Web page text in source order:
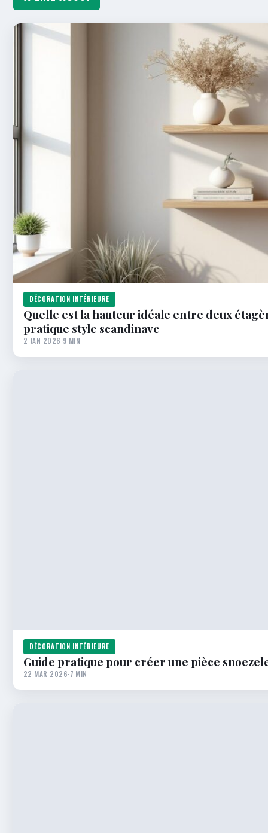
DÉCORATION INTÉRIEURE
Quelle est la hauteur idéale entre deux
pratique style scandinave
2 JAN 2026·9 MIN
DÉCORATION INTÉRIEURE
Guide pratique pour créer une pièce
22 MAR 2026·7 MIN